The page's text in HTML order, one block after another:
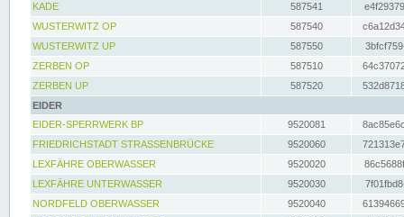
KADE
587541
WUSTERWITZ OP
587540
WUSTERWITZ UP
587550
ZERBEN OP
587510
ZERBEN UP
587520
EIDER
EIDER-SPERRWERK BP
9520081
FRIEDRICHSTADT STRASSENBRÜCKE
9520060
LEXFÄHRE OBERWASSER
9520020
LEXFÄHRE UNTERWASSER
9520030
NORDFELD OBERWASSER
9520040